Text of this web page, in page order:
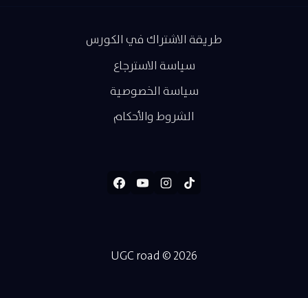
طريقة الاشتراك في الكورس
سياسة الاسترجاع
سياسة الخصوصية
الشروط والأحكام
UGC road © 2026